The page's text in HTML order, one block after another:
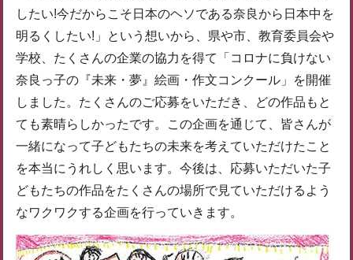
したい!今だからこそ日本のヘソである奈良から日本中を
明るくしたい!」という想いから、県や市、教育委員会や
学校、たくさんの企業の協力を得て「コロナに負けない
奈良っ子の『未来・夢』絵画・作文コンクール」を開催
しました。たくさんのご応募をいただき、どの作品もと
ても素晴らしかったです。この企画を通じて、皆さんが
一緒になって子どもたちの未来を考えていただけたこと
を本当にうれしく思います。今後は、応募いただいた子
どもたちの作品をたくさんの場所で見ていただけるよう
なワクワクする企画を行っていきます。